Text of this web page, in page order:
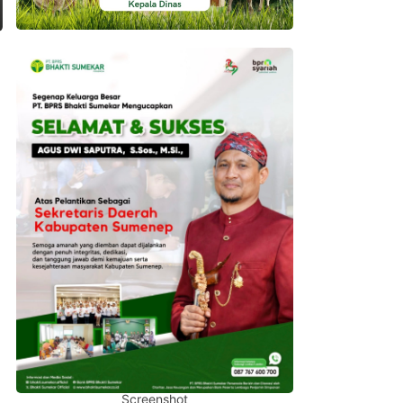
Screenshot